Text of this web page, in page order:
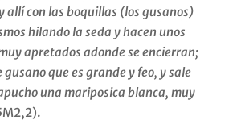
allí con las boquillas (los gusanos)
hilando la seda y hacen unos
apretados adonde se encierran;
gusano que es grande y feo, y sale
una mariposica blanca, muy